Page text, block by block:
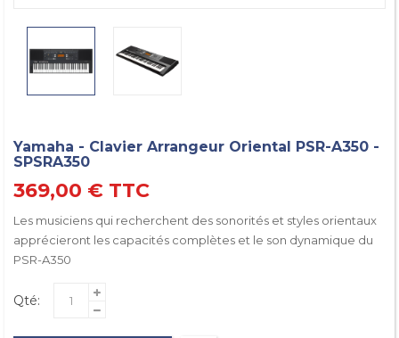
Yamaha - Clavier Arrangeur Oriental PSR-A350 -
SPSRA350
369,00 € TTC
Les musiciens qui recherchent des sonorités et styles orientaux
apprécieront les capacités complètes et le son dynamique du
PSR-A350
Qté: